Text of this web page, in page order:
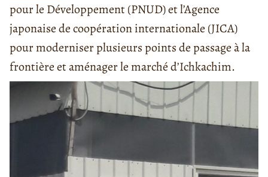
pour le Développement (PNUD) et l’Agence
japonaise de coopération internationale (JICA)
pour moderniser plusieurs points de passage à la
frontière et aménager le marché d’Ichkachim.